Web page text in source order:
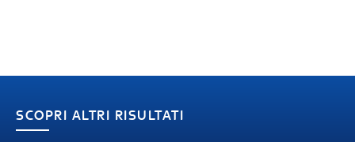
SCOPRI ALTRI RISULTATI